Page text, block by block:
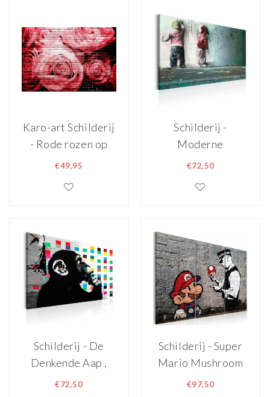
Wanddecoratie
Karo-art Schilderij
- Rode rozen op
bakstenen muur ,
maten , Premium
€49,95
Schilderij -
Moderne
Speeltuin ,
€72,50
Schilderij - De
Denkende Aap ,
Banksy
€72,50
Schilderij - Super
Mario Mushroom
Cop - Banksy ,
€97,50